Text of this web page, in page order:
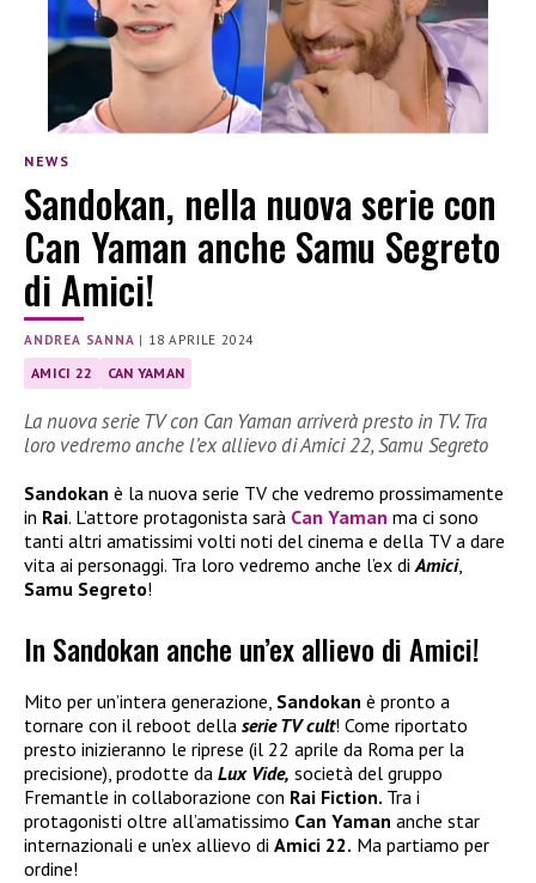
NEWS
Sandokan, nella nuova serie con
Can Yaman anche Samu Segreto
di Amici!
ANDREA SANNA | 18 APRILE 2024
AMICI 22 CAN YAMAN
La nuova serie TV con Can Yaman arriverà presto in TV. Tra
loro vedremo anche l’ex allievo di Amici 22, Samu Segreto
Sandokan è la nuova serie TV che vedremo prossimamente
in Rai. L’attore protagonista sarà Can Yaman ma ci sono
tanti altri amatissimi volti noti del cinema e della TV a dare
vita ai personaggi. Tra loro vedremo anche l’ex di Amici,
Samu Segreto!
In Sandokan anche un’ex allievo di Amici!
Mito per un’intera generazione, Sandokan è pronto a
tornare con il reboot della serie TV cult! Come riportato
presto inizieranno le riprese (il 22 aprile da Roma per la
precisione), prodotte da Lux Vide, società del gruppo
Fremantle in collaborazione con Rai Fiction. Tra i
protagonisti oltre all’amatissimo Can Yaman anche star
internazionali e un’ex allievo di Amici 22. Ma partiamo per
ordine!